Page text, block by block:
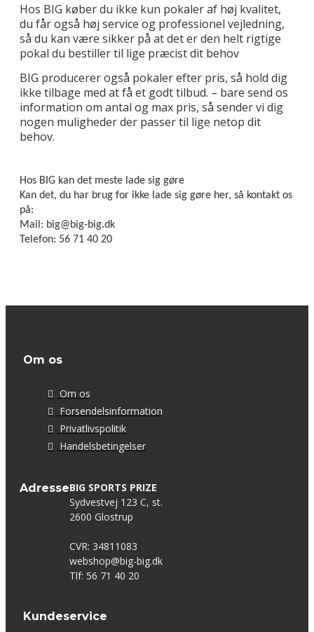
Hos BIG køber du ikke kun pokaler af høj kvalitet,
du får også høj service og professionel vejledning,
så du kan være sikker på at det er den helt rigtige
pokal du bestiller til lige præcist dit behov
BIG producerer også pokaler efter pris, så hold dig
ikke tilbage med at få et godt tilbud. – bare send os
information om antal og max pris, så sender vi dig
nogen muligheder der passer til lige netop dit
behov.
Hos BIG kan det meste lade sig gøre
Kan det, du har brug for ikke lade sig gøre her, så kontakt os
på:
Mail: big@big-big.dk
Telefon: 56 71 40 20
Om os
Om os
Forsendelsinformation
Privatlivspolitik
Handelsbetingelser
AdresseBIG SPORTS PRIZE
Sydvestvej 123 C, st.
2600 Glostrup
CVR: 34811083
webshop@big-big.dk
Tlf: 56 71 40 20
Kundeservice